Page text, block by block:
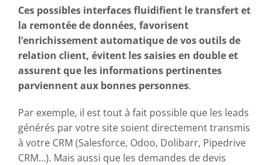
Ces possibles interfaces fluidifient le transfert et
la remontée de données, favorisent
l’enrichissement automatique de vos outils de
relation client, évitent les saisies en double et
assurent que les informations pertinentes
parviennent aux bonnes personnes.
Par exemple, il est tout à fait possible que les leads
générés par votre site soient directement transmis
à votre CRM (Salesforce, Odoo, Dolibarr, Pipedrive
CRM…). Mais aussi que les demandes de devis